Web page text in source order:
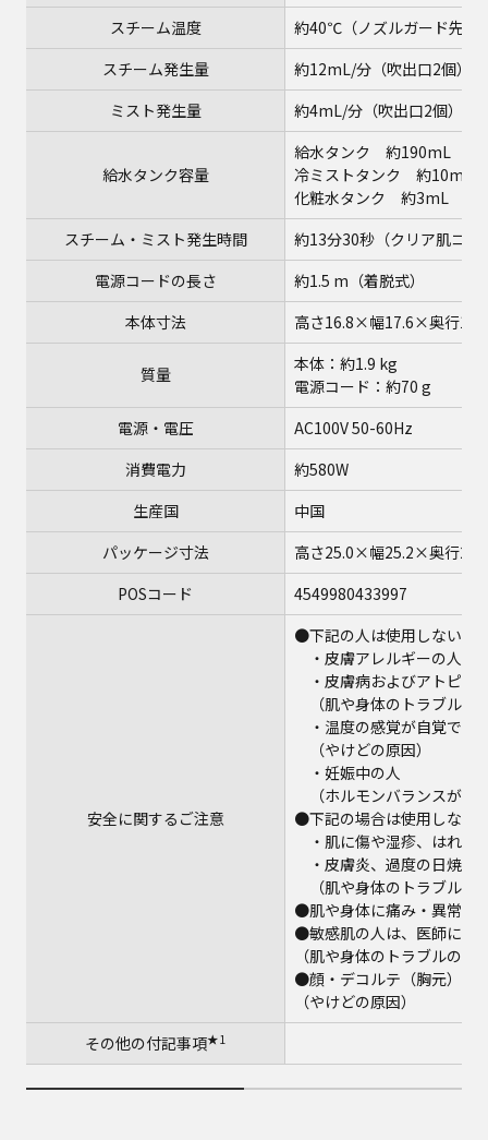
スチーム温度
約40℃（ノズルガード先端
スチーム発生量
約12mL/分（吹出口2個）
ミスト発生量
約4mL/分（吹出口2個）
給水タンク容量
給水タンク 約190mL
冷ミストタンク 約10mL
化粧水タンク 約3mL
スチーム・ミスト発生時間
約13分30秒（クリア肌コー
電源コードの長さ
約1.5 m（着脱式）
本体寸法
高さ16.8×幅17.6×奥行
質量
本体：約1.9 kg
電源コード：約70 g
電源・電圧
AC100V 50-60Hz
消費電力
約580W
生産国
中国
パッケージ寸法
高さ25.0×幅25.2×奥行
POSコード
4549980433997
安全に関するご注意
●下記の人は使用しない
・皮膚アレルギーの人
・皮膚病およびアトピー
（肌や身体のトラブルの
・温度の感覚が自覚でき
（やけどの原因）
・妊娠中の人
（ホルモンバランスが不
●下記の場合は使用しない
・肌に傷や湿疹、はれも
・皮膚炎、過度の日焼け
（肌や身体のトラブルの
●肌や身体に痛み・異常を
●敏感肌の人は、医師に相
（肌や身体のトラブルの原
●顔・デコルテ（胸元）の
（やけどの原因）
その他の付記事項★1